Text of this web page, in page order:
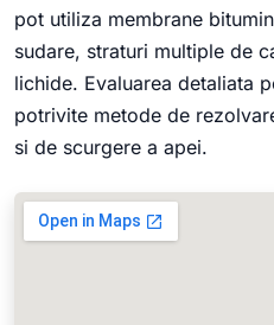
pot utiliza membrane
sudare, straturi multiple de
lichide. Evaluarea detaliata
potrivite metode de
si de scurgere a apei.